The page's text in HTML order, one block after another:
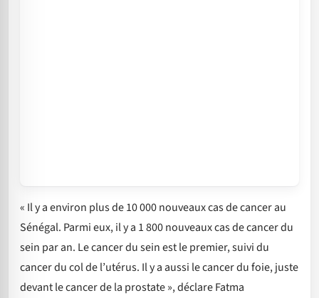
« Il y a environ plus de 10 000 nouveaux cas de cancer au
Sénégal. Parmi eux, il y a 1 800 nouveaux cas de cancer du
sein par an. Le cancer du sein est le premier, suivi du
cancer du col de l’utérus. Il y a aussi le cancer du foie, juste
devant le cancer de la prostate », déclare Fatma